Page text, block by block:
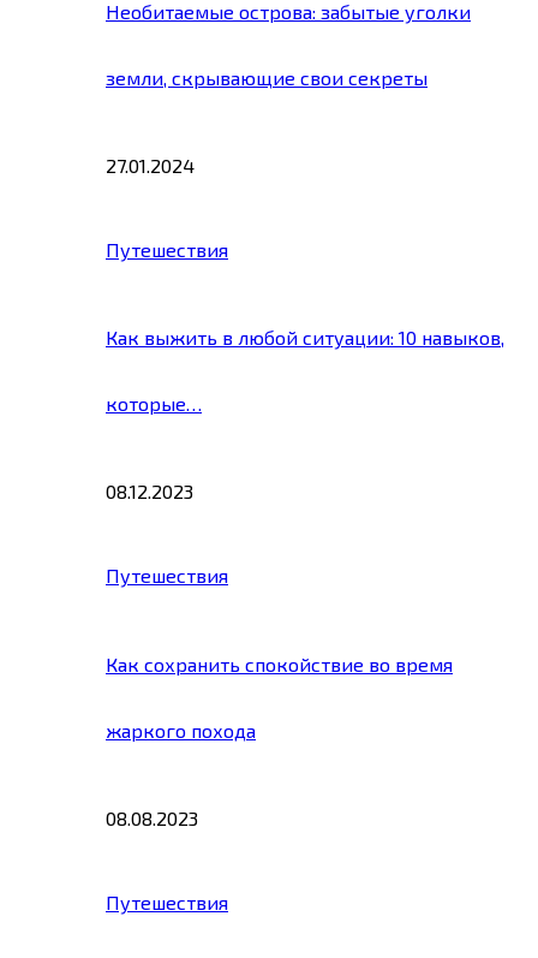
Необитаемые острова: забытые уголки
земли, скрывающие свои секреты
27.01.2024
Путешествия
Как выжить в любой ситуации: 10 навыков,
которые…
08.12.2023
Путешествия
Как сохранить спокойствие во время
жаркого похода
08.08.2023
Путешествия